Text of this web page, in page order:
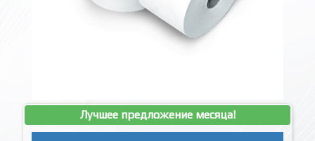
Лучшее предложение месяца!